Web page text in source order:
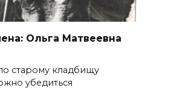
Ольга Матвеевна
старому кладбищу
убедиться